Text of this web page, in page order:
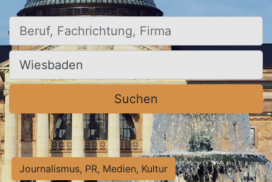
Beruf, Fachrichtung, Firma
Ort, Stadt
Suchen
Journalismus, PR, Medien, Kultur